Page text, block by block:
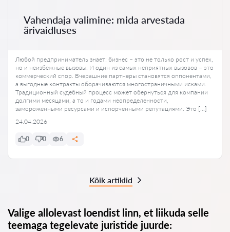
Vahendaja valimine: mida arvestada
ärivaidluses
Любой предприниматель знает: бизнес – это не только рост и успех,
но и неизбежные вызовы. И один из самых неприятных вызовов – это
коммерческий спор. Вчерашние партнеры становятся оппонентами,
а выгодные контракты оборачиваются многостраничными исками.
Традиционный судебный процесс может обернуться для компании
долгими месяцами, а то и годами неопределенности,
замороженными ресурсами и испорченными репутациями. Это […]
24.04.2026
0 0 6
Kõik artiklid
Valige allolevast loendist linn, et liikuda selle
teemaga tegelevate juristide juurde: